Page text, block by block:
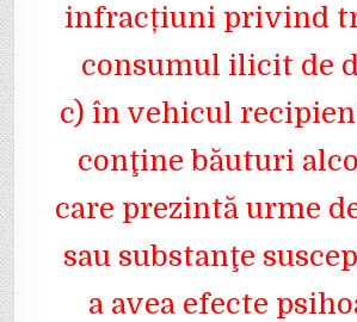
infracțiuni privind
consumul ilicit de
c) în vehicul
conţine băuturi
care prezintă urme
sau substanţe
a avea efecte